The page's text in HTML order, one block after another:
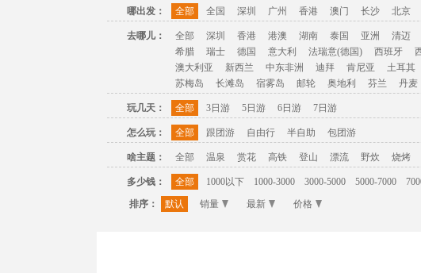
哪出发：
全部 全国 深圳 广州 香港 澳门 长沙 北京
去哪儿： 全部 深圳 香港 港澳 湖南 泰国 亚洲 清迈
希腊
瑞士 德国 意大利 法瑞意(德国) 西班牙
澳大利亚
新西兰 中东非洲 迪拜 肯尼亚 土耳其
苏梅岛
长滩岛 宿雾岛 邮轮 奥地利 芬兰 丹麦
玩几天： 全部 3日游 5日游 6日游 7日游
怎么玩： 全部 跟团游 自由行 半自助 包团游
啥主题： 全部 温泉 赏花 高铁 登山 漂流 野炊 烧烤
多少钱： 全部 1000以下 1000-3000 3000-5000 5000-7000
排序：
默认 销量 最新 价格